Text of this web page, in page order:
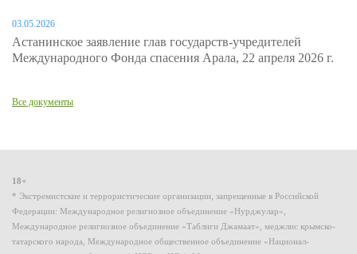
03.05.2026
Астанинское заявление глав государств-учредителей
Международного Фонда спасения Арала, 22 апреля 2026 г.
Все документы
18+
* Экстремистские и террористические организации, запрещенные в Российской
Федерации: Международное религиозное объединение «Нурджулар»,
Международное религиозное объединение «Таблиги Джамаат», меджлис крымско-
татарского народа, Международное общественное объединение «Национал-